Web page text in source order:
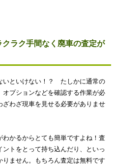
ラク手間なく廃車の査定が
いといけない！？ たしかに通常の
プションなどを確認する作業が必
わざ現車を見せる必要がありませ
かるからとても簡単ですよね！査
トをとって持ち込んだり、といっ
ません。もちろん査定は無料です